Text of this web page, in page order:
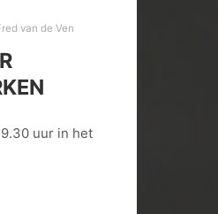
van de Ven
uur in het